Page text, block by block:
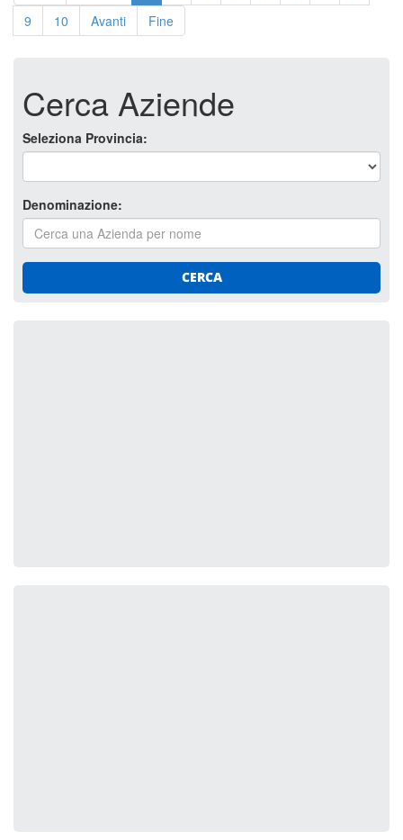
9
10 Avanti Fine
Cerca Aziende
Seleziona Provincia:
Denominazione:
CERCA